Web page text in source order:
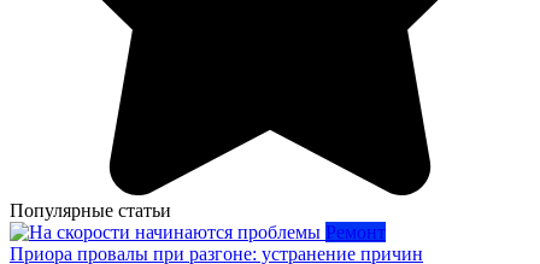
Популярные статьи
Ремонт
Приора провалы при разгоне: устранение причин